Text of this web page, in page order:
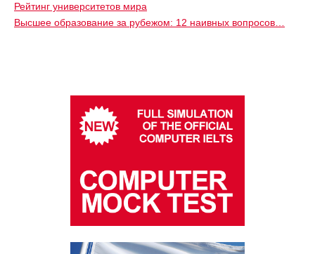
Рейтинг университетов мира
Высшее образование за рубежом: 12 наивных вопросов…